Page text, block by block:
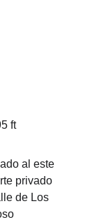
ft
al este
privado
de Los